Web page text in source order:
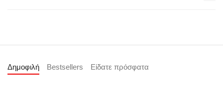
Δημοφιλή Bestsellers Είδατε πρόσφατα